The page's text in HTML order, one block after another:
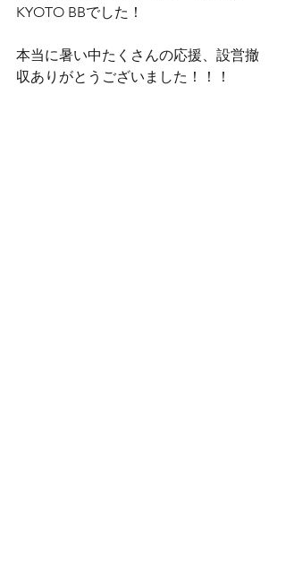
KYOTO BBでした！
本当に暑い中たくさんの応援、設営撤
収ありがとうございました！！！